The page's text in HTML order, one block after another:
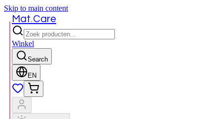
Skip to main content
Mat.Care
Winkel
Search
EN